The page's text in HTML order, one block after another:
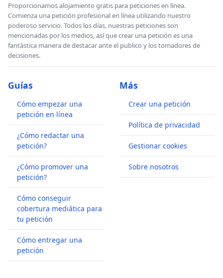
Proporcionamos alojamiento gratis para peticiones en línea.
Comienza una petición profesional en línea utilizando nuestro
poderoso servicio. Todos los días, nuestras peticiones son
mencionadas por los medios, así que crear una petición es una
fantástica manera de destacar ante el publico y los tomadores de
decisiones.
Guías
Cómo empezar una
petición en línea
¿Cómo redactar una
petición?
¿Cómo promover una
petición?
Cómo conseguir
cobertura mediática para
tu petición
Cómo entregar una
petición
Más
Crear una petición
Política de privacidad
Gestionar cookies
Sobre nosotros